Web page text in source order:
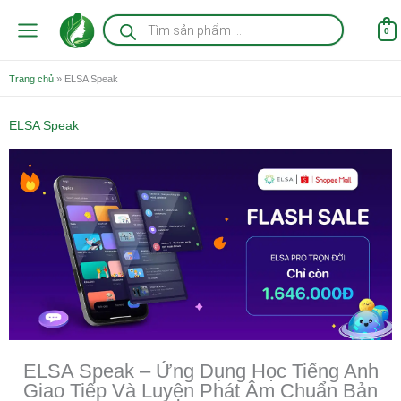
Tìm
kiếm
sản
0
Trang chủ » ELSA Speak
ELSA Speak
ELSA Speak – Ứng Dụng Học Tiếng Anh
Giao Tiếp Và Luyện Phát Âm Chuẩn Bản